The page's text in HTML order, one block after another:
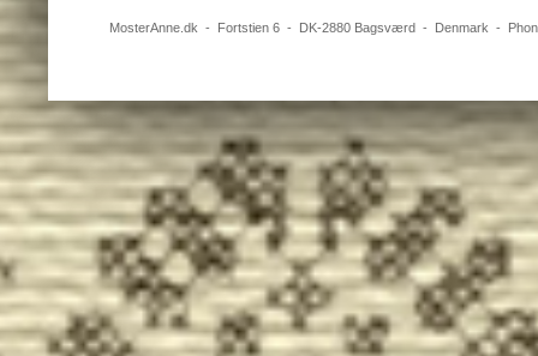
MosterAnne.dk - Fortstien 6- DK-2880 Bagsværd- Denmark -